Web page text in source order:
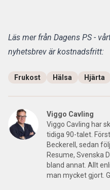
Läs mer från Dagens PS -
nyhetsbrev är kostnadsfritt:
Frukost Hälsa Hjärta
Viggo Cavling
Viggo Cavling har
tidiga 90-talet.
Beckerell, sedan
Resume, Svenska
bland annat. Allt
man mycket gjort.